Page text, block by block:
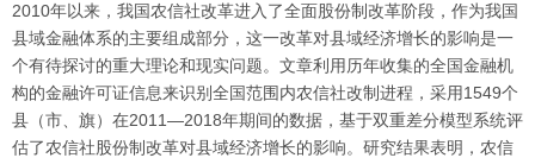
2010年以来，我国农信社改革进入了全面股份制改革阶段，作为我国
县域金融体系的主要组成部分，这一改革对县域经济增长的影响是一
个有待探讨的重大理论和现实问题。文章利用历年收集的全国金融机
构的金融许可证信息来识别全国范围内农信社改制进程，采用1549个
县（市、旗）在2011—2018年期间的数据，基于双重差分模型系统评
估了农信社股份制改革对县域经济增长的影响。研究结果表明，农信